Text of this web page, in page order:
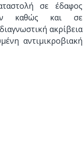
σε έδαφος
καθώς και σε
ακρίβεια
αντιμικροβιακή